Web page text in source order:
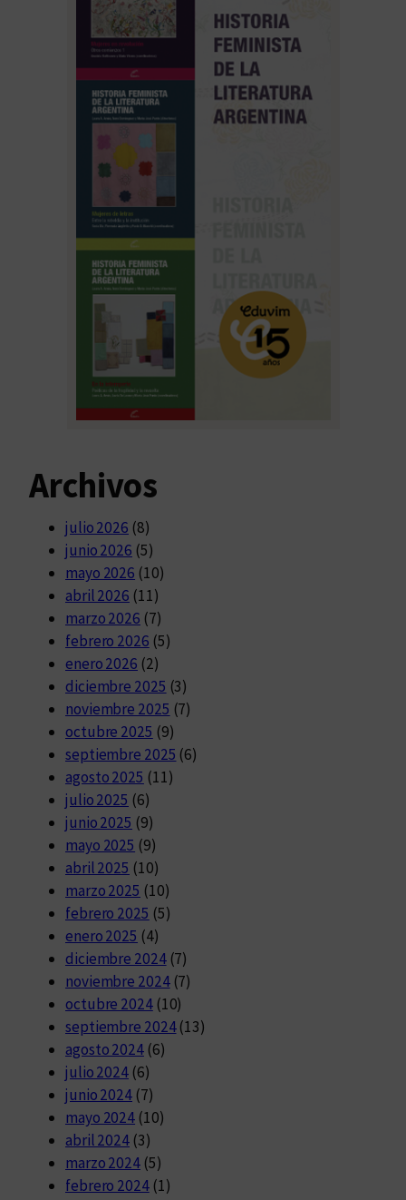
Archivos
julio 2026 (8)
junio 2026 (5)
mayo 2026 (10)
abril 2026 (11)
marzo 2026 (7)
febrero 2026 (5)
enero 2026 (2)
diciembre 2025 (3)
noviembre 2025 (7)
octubre 2025 (9)
septiembre 2025 (6)
agosto 2025 (11)
julio 2025 (6)
junio 2025 (9)
mayo 2025 (9)
abril 2025 (10)
marzo 2025 (10)
febrero 2025 (5)
enero 2025 (4)
diciembre 2024(7)
noviembre 2024(7)
octubre 2024(10)
septiembre 2024(13)
agosto 2024(6)
julio 2024 (6)
junio 2024 (7)
mayo 2024 (10)
abril 2024 (3)
marzo 2024 (5)
febrero 2024(1)